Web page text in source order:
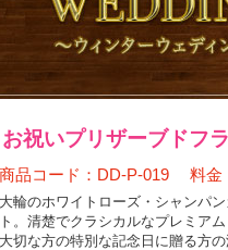
お祝いプリザーブドフ
商品コード：DD-P-019 料金
大輪のホワイトローズ・シャンパ
ト。清楚でクラシカルなプレミア
大切な方の特別な記念日に贈る方